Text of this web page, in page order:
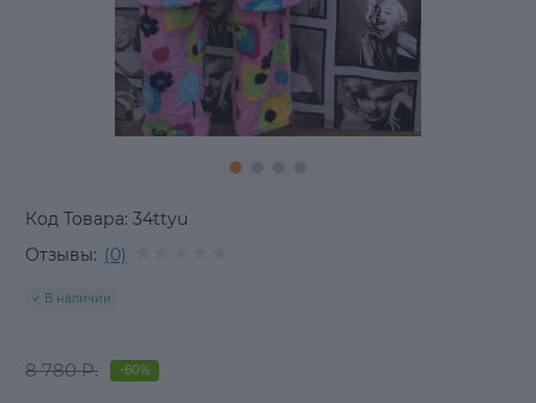
Код Товара: 34ttyu
Отзывы: (0)
В наличии
8 780 Р. -60%